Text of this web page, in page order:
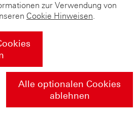
zur Verwendung von
Cookie Hinweisen.
Alle optionalen Cookies
ablehnen